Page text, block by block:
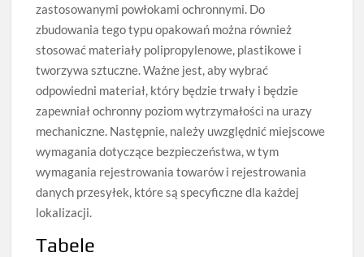
zastosowanymi powłokami ochronnymi. Do
zbudowania tego typu opakowań można również
stosować materiały polipropylenowe, plastikowe i
tworzywa sztuczne. Ważne jest, aby wybrać
odpowiedni materiał, który będzie trwały i będzie
zapewniał ochronny poziom wytrzymałości na urazy
mechaniczne. Następnie, należy uwzględnić miejscowe
wymagania dotyczące bezpieczeństwa, w tym
wymagania rejestrowania towarów i rejestrowania
danych przesyłek, które są specyficzne dla każdej
lokalizacji.
Tabele